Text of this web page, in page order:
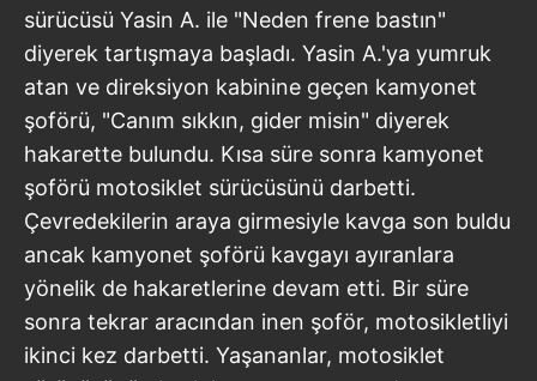
sürücüsü Yasin A. ile "Neden frene bastın"
diyerek tartışmaya başladı. Yasin A.'ya yumruk
atan ve direksiyon kabinine geçen kamyonet
şoförü, "Canım sıkkın, gider misin" diyerek
hakarette bulundu. Kısa süre sonra kamyonet
şoförü motosiklet sürücüsünü darbetti.
Çevredekilerin araya girmesiyle kavga son buldu
ancak kamyonet şoförü kavgayı ayıranlara
yönelik de hakaretlerine devam etti. Bir süre
sonra tekrar aracından inen şoför, motosikletliyi
ikinci kez darbetti. Yaşananlar, motosiklet